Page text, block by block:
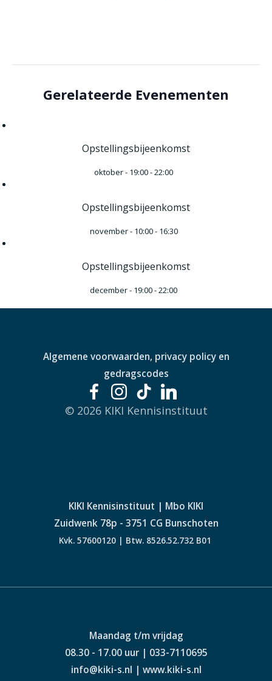
Gerelateerde Evenementen
Opstellingsbijeenkomst
oktober - 19:00-22:00
Opstellingsbijeenkomst
november - 10:00- 16:30
Opstellingsbijeenkomst
december - 19:00-22:00
Algemene voorwaarden, privacy policy en
gedragscodes
© 2026 KIKI Kennisinstituut
KIKI Kennisinstituut | Mbo KIKI
Zuidwenk 78p - 3751 CG Bunschoten
Kvk. 57600120 | Btw. 8526.52.732 B01
Maandag t/m vrijdag
08.30 - 17.00 uur | 033-7110695
info@kiki-s.nl | www.kiki-s.nl